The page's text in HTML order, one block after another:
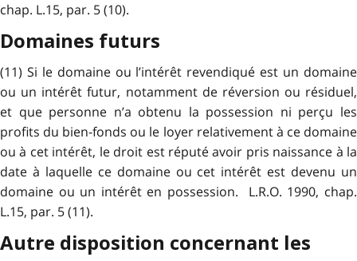
chap. L.15, par. 5 (10).
Domaines futurs
(11) Si le domaine ou l’intérêt revendiqué est un domaine
ou un intérêt futur, notamment de réversion ou résiduel,
et que personne n’a obtenu la possession ni perçu les
profits du bien-fonds ou le loyer relativement à ce domaine
ou à cet intérêt, le droit est réputé avoir pris naissance à la
date à laquelle ce domaine ou cet intérêt est devenu un
domaine ou un intérêt en possession. L.R.O. 1990, chap.
L.15, par. 5 (11).
Autre disposition concernant les